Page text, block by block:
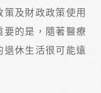
策及財政政策使用
要的是，隨著醫療
退休生活很可能遠